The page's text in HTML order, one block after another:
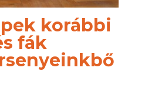
korábbi
fák